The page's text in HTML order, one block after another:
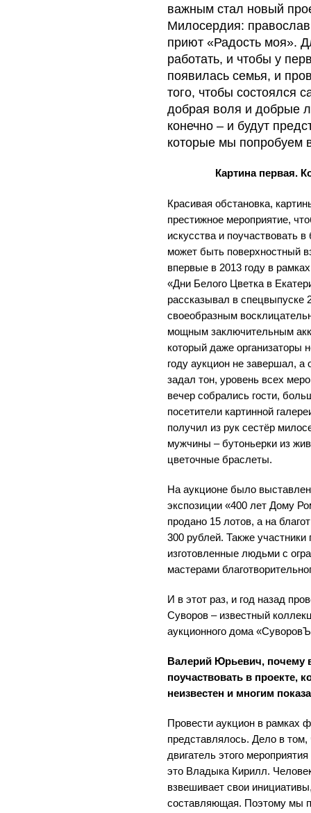
важным стал новый
Милосердия:
приют «Радость моя».
работать, и чтобы у
появилась семья, и
того, чтобы состоялся
добрая воля и добрые
конечно – и будут
которые мы попробуем
Картина первая.
Красивая обстановка,
престижное мероприятие,
искусства и поучаствовать
может быть поверхностный
впервые в 2013 году в
«Дни Белого Цветка в
рассказывал в спецвыпуске
своеобразным
мощным заключительным
который даже организаторы
году аукцион не завершал,
задал тон, уровень всех
вечер собрались гости,
посетители картинной
получил из рук сестёр
мужчины – бутоньерки из
цветочные браслеты.
На аукционе было
экспозиции «400 лет Дому
продано 15 лотов, а на
300 рублей. Также
изготовленные людьми с
мастерами
И в этот раз, и год назад
Суворов – известный
аукционного дома
Валерий Юрьевич, почему
поучаствовать в проекте,
неизвестен и многим
Провести аукцион в рамках
представлялось. Дело в том,
двигатель этого
это Владыка Кирилл.
взвешивает свои
составляющая. Поэтому мы